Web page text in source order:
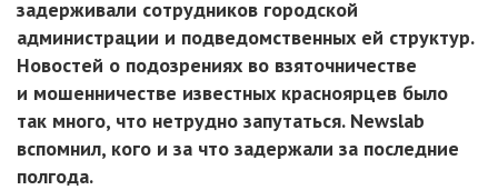
задерживали сотрудников городской
администрации и подведомственных ей структур.
Новостей о подозрениях во взяточничестве
и мошенничестве известных красноярцев было
так много, что нетрудно запутаться. Newslab
вспомнил, кого и за что задержали за последние
полгода.